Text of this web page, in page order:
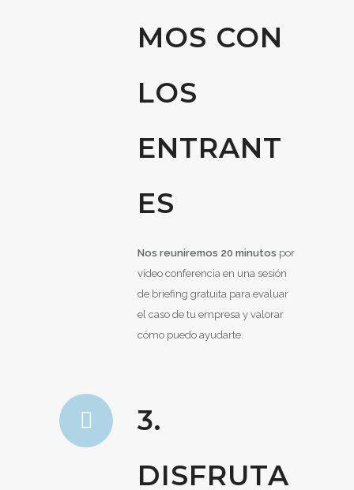
MOS CON
LOS
ENTRANT
ES
Nos reuniremos 20 minutos por
vídeo conferencia en una sesión
de briefing gratuita para evaluar
el caso de tu empresa y valorar
cómo puedo ayudarte.
3.
DISFRUTA